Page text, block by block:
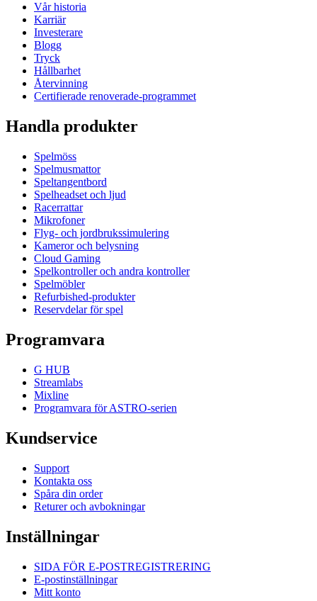
Vår historia
Karriär
Investerare
Blogg
Tryck
Hållbarhet
Återvinning
Certifierade renoverade-programmet
Handla produkter
Spelmöss
Spelmusmattor
Speltangentbord
Spelheadset och ljud
Racerrattar
Mikrofoner
Flyg- och jordbrukssimulering
Kameror och belysning
Cloud Gaming
Spelkontroller och andra kontroller
Spelmöbler
Refurbished-produkter
Reservdelar för spel
Programvara
G HUB
Streamlabs
Mixline
Programvara för ASTRO-serien
Kundservice
Support
Kontakta oss
Spåra din order
Returer och avbokningar
Inställningar
SIDA FÖR E-POSTREGISTRERING
E-postinställningar
Mitt konto